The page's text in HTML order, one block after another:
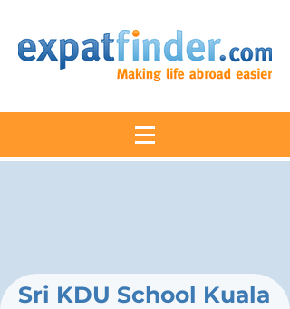
Sri KDU School Kuala